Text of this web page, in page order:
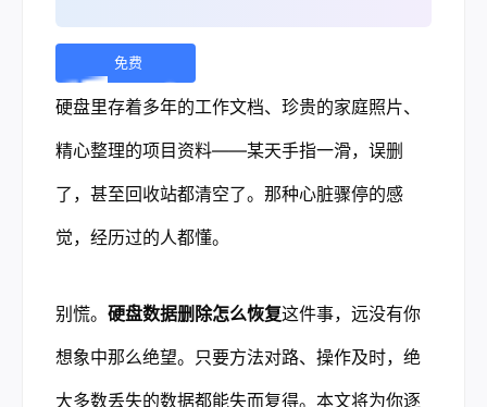
免费
下
载 |
硬盘里存着多年的工作文档、珍贵的家庭照片、
精心整理的项目资料——某天手指一滑，误删
了，甚至回收站都清空了。那种心脏骤停的感
觉，经历过的人都懂。
别慌。 硬盘数据删除怎么恢复这件事，远没有你
想象中那么绝望。只要方法对路、操作及时，绝
大多数丢失的数据都能失而复得。本文将为你逐